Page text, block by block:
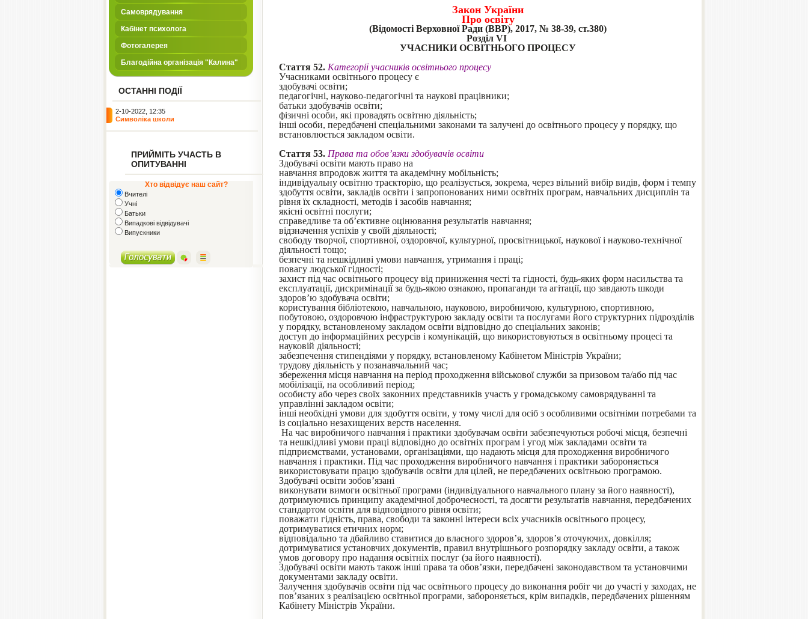
Самоврядування
Кабінет психолога
Фотогалерея
Благодійна організація "Калина"
ОСТАННІ ПОДІЇ
2-10-2022, 12:35
Символіка школи
ПРИЙМІТЬ УЧАСТЬ В
ОПИТУВАННІ
Хто відвідує наш сайт?
Вчителі
Учні
Батьки
Випадкові відвідувачі
Випускники
Закон України
Про освіту
(Відомості Верховної Ради (ВВР), 2017, № 38-39, ст.380)
Розділ VI
УЧАСНИКИ ОСВІТНЬОГО ПРОЦЕСУ
Стаття 52. Категорії учасників освітнього процесу
Учасниками освітнього процесу є
здобувачі освіти;
педагогічні, науково-педагогічні та наукові працівники;
батьки здобувачів освіти;
фізичні особи, які провадять освітню діяльність;
інші особи, передбачені спеціальними законами та залучені до освітнього процесу у порядку, що
встановлюється закладом освіти.
Стаття 53. Права та обов’язки здобувачів освіти
Здобувачі освіти мають право на
навчання впродовж життя та академічну мобільність;
індивідуальну освітню траєкторію, що реалізується, зокрема, через вільний вибір видів, форм і темпу
здобуття освіти, закладів освіти і запропонованих ними освітніх програм, навчальних дисциплін та
рівня їх складності, методів і засобів навчання;
якісні освітні послуги;
справедливе та об’єктивне оцінювання результатів навчання;
відзначення успіхів у своїй діяльності;
свободу творчої, спортивної, оздоровчої, культурної, просвітницької, наукової і науково-технічної
діяльності тощо;
безпечні та нешкідливі умови навчання, утримання і праці;
повагу людської гідності;
захист під час освітнього процесу від приниження честі та гідності, будь-яких форм насильства та
експлуатації, дискримінації за будь-якою ознакою, пропаганди та агітації, що завдають шкоди
здоров’ю здобувача освіти;
користування бібліотекою, навчальною, науковою, виробничою, культурною, спортивною,
побутовою, оздоровчою інфраструктурою закладу освіти та послугами його структурних підрозділів
у порядку, встановленому закладом освіти відповідно до спеціальних законів;
доступ до інформаційних ресурсів і комунікацій, що використовуються в освітньому процесі та
науковій діяльності;
забезпечення стипендіями у порядку, встановленому Кабінетом Міністрів України;
трудову діяльність у позанавчальний час;
збереження місця навчання на період проходження військової служби за призовом та/або під час
мобілізації, на особливий період;
особисту або через своїх законних представників участь у громадському самоврядуванні та
управлінні закладом освіти;
інші необхідні умови для здобуття освіти, у тому числі для осіб з особливими освітніми потребами та
із соціально незахищених верств населення.
На час виробничого навчання і практики здобувачам освіти забезпечуються робочі місця, безпечні
та нешкідливі умови праці відповідно до освітніх програм і угод між закладами освіти та
підприємствами, установами, організаціями, що надають місця для проходження виробничого
навчання і практики. Під час проходження виробничого навчання і практики забороняється
використовувати працю здобувачів освіти для цілей, не передбачених освітньою програмою.
Здобувачі освіти зобов’язані
виконувати вимоги освітньої програми (індивідуального навчального плану за його наявності),
дотримуючись принципу академічної доброчесності, та досягти результатів навчання, передбачених
стандартом освіти для відповідного рівня освіти;
поважати гідність, права, свободи та законні інтереси всіх учасників освітнього процесу,
дотримуватися етичних норм;
відповідально та дбайливо ставитися до власного здоров’я, здоров’я оточуючих, довкілля;
дотримуватися установчих документів, правил внутрішнього розпорядку закладу освіти, а також
умов договору про надання освітніх послуг (за його наявності).
Здобувачі освіти мають також інші права та обов’язки, передбачені законодавством та установчими
документами закладу освіти.
Залучення здобувачів освіти під час освітнього процесу до виконання робіт чи до участі у заходах, не
пов’язаних з реалізацією освітньої програми, забороняється, крім випадків, передбачених рішенням
Кабінету Міністрів України.